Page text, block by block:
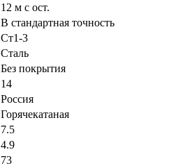
12 м с ост.
В стандартная точность
Ст1-3
Сталь
Без покрытия
14
Россия
Горячекатаная
7.5
4.9
73